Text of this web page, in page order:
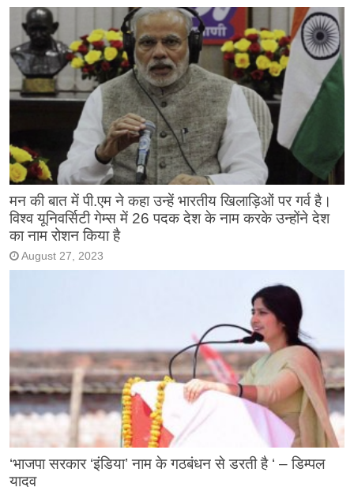
मन की बात में पी.एम ने कहा उन्हें भारतीय खिलाड़िओं पर गर्व है।
विश्व यूनिवर्सिटी गेम्स में 26 पदक देश के नाम करके उन्होंने देश
का नाम रोशन किया है
August 27, 2023
‘भाजपा सरकार ‘इंडिया’ नाम के गठबंधन से डरती है ‘ – डिम्पल
यादव